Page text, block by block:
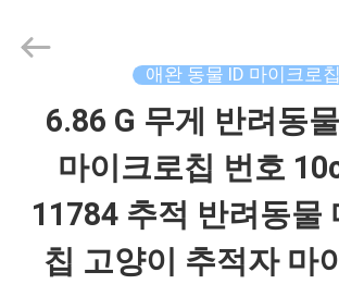
애완 동물 ID 마이크로칩
6.86 G 무게 반려동
마이크로칩 번호
11784 추적 반려동물
칩 고양이 추적자 마